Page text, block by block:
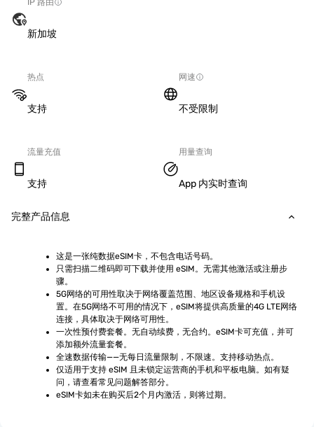
IP 路由
新加坡
热点
支持
网速
不受限制
流量充值
支持
用量查询
App 内实时查询
完整产品信息
这是一张纯数据eSIM卡，不包含电话号码。
只需扫描二维码即可下载并使用 eSIM。无需其他激活或注册步
骤。
5G网络的可用性取决于网络覆盖范围、地区设备规格和手机设
置。在5G网络不可用的情况下，eSIM将提供高质量的4G LTE网络
连接，具体取决于网络可用性。
一次性预付费套餐。无自动续费，无合约。eSIM卡可充值，并可
添加额外流量套餐。
全速数据传输——无每日流量限制，不限速。支持移动热点。
仅适用于支持 eSIM 且未锁定运营商的手机和平板电脑。如有疑
问，请查看常见问题解答部分。
eSIM卡如未在购买后2个月内激活，则将过期。